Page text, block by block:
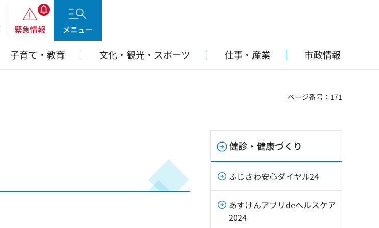
緊急情報 メニュー
子育て・教育 文化・観光・スポーツ 仕事・産業 市政情報
ページ番号：171
健診・健康づくり
ふじさわ安心ダイヤル24
あすけんアプリdeヘルスケア
2024